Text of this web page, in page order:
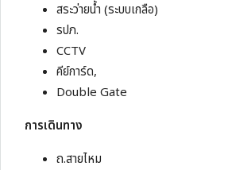
สระว่ายน้ำ (ระบบเกลือ)
รปภ.
CCTV
คีย์การ์ด,
Double Gate
การเดินทาง
ถ.สายไหม